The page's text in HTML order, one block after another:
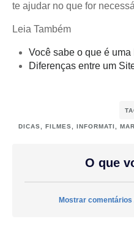
te ajudar no que for
Leia Também
Você sabe o que é
Diferenças entre um
DICAS FILMES INFORMATI
O que
Mostrar